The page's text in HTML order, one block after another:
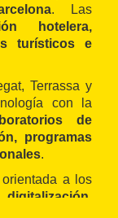
. Las
hotelera,
turísticos e
Terrassa y
con la
de
programas
.
a los